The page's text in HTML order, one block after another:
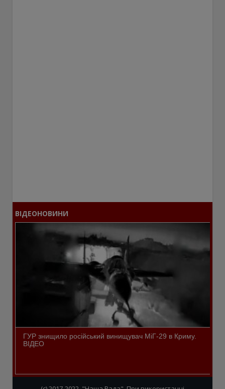
ВІДЕОНОВИНИ
ГУР знищило російський винищувач МіГ-29 в Криму.
ВІДЕО